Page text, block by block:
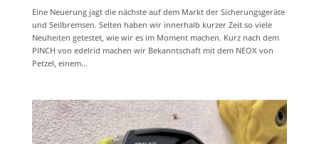
Eine Neuerung jagt die nächste auf dem Markt der Sicherungsgeräte
und Seilbremsen. Selten haben wir innerhalb kurzer Zeit so viele
Neuheiten getestet, wie wir es im Moment machen. Kurz nach dem
PINCH von edelrid machen wir Bekanntschaft mit dem NEOX von
Petzel, einem...